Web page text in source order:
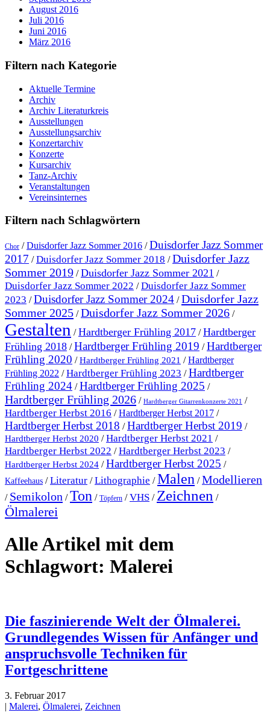
August 2016
Juli 2016
Juni 2016
März 2016
Filtern nach Kategorie
Aktuelle Termine
Archiv
Archiv Literaturkreis
Ausstellungen
Ausstellungsarchiv
Konzertarchiv
Konzerte
Kursarchiv
Tanz-Archiv
Veranstaltungen
Vereinsinternes
Filtern nach Schlagwörtern
Chor /Duisdorfer Jazz Sommer 2016 /Duisdorfer Jazz Sommer
2017 /Duisdorfer Jazz Sommer 2018 /Duisdorfer Jazz
Sommer 2019 /Duisdorfer Jazz Sommer 2021 /
Duisdorfer Jazz Sommer 2022 /Duisdorfer Jazz Sommer
2023 /Duisdorfer Jazz Sommer 2024 /Duisdorfer Jazz
Sommer 2025 /Duisdorfer Jazz Sommer 2026 /
Gestalten /Hardtberger Frühling 2017 /Hardtberger
Frühling 2018 /Hardtberger Frühling 2019 /Hardtberger
Frühling 2020 /Hardtberger Frühling 2021 /Hardtberger
Frühling 2022 /Hardtberger Frühling 2023 /Hardtberger
Frühling 2024 /Hardtberger Frühling 2025 /
Hardtberger Frühling 2026 / Hardtberger Gitarrenkonzerte 2021 /
Hardtberger Herbst 2016 /Hardtberger Herbst 2017 /
Hardtberger Herbst 2018 /Hardtberger Herbst 2019 /
Hardtberger Herbst 2020 /Hardtberger Herbst 2021 /
Hardtberger Herbst 2022 /Hardtberger Herbst 2023 /
Hardtberger Herbst 2024 /Hardtberger Herbst 2025 /
Kaffeehaus /Literatur /Lithographie /Malen /Modellieren
/ Semikolon /Ton / Töpfern /VHS / Zeichnen /
Ölmalerei
Alle Artikel mit dem
Schlagwort: Malerei
Die faszinierende Welt der Ölmalerei.
Grundlegendes Wissen für Anfänger und
anspruchsvolle Techniken für
Fortgeschrittene
3. Februar 2017
| Malerei, Ölmalerei, Zeichnen